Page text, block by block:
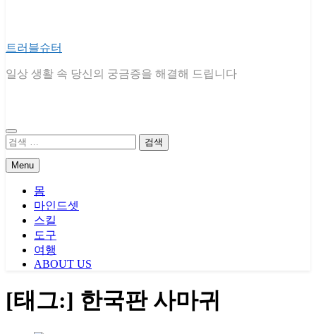
트러블슈터
일상 생활 속 당신의 궁금증을 해결해 드립니다
검
Menu
몸
마인드셋
스킬
도구
여행
ABOUT US
[태그:] 한국판 사마귀